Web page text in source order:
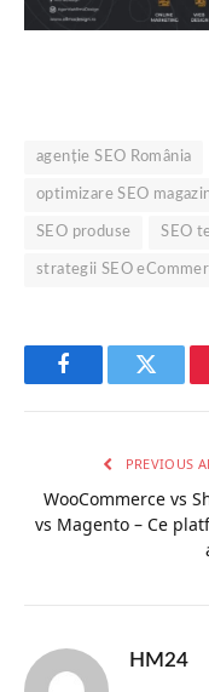
agenție SEO România
optimizare SEO
SEO produse SEO
strategii SEO
FacebookTwitter
PREVIOUS
WooCommerce vs
vs Magento – Ce
HM24